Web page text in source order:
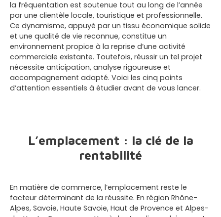
la fréquentation est soutenue tout au long de l’année
par une clientèle locale, touristique et professionnelle.
Ce dynamisme, appuyé par un tissu économique solide
et une qualité de vie reconnue, constitue un
environnement propice à la reprise d’une activité
commerciale existante. Toutefois, réussir un tel projet
nécessite anticipation, analyse rigoureuse et
accompagnement adapté. Voici les cinq points
d’attention essentiels à étudier avant de vous lancer.
L’emplacement : la clé de la
rentabilité
En matière de commerce, l’emplacement reste le
facteur déterminant de la réussite. En région Rhône-
Alpes, Savoie, Haute Savoie, Haut de Provence et Alpes-